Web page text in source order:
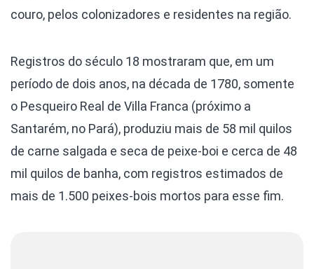
couro, pelos colonizadores e residentes na região.
Registros do século 18 mostraram que, em um
período de dois anos, na década de 1780, somente
o Pesqueiro Real de Villa Franca (próximo a
Santarém, no Pará), produziu mais de 58 mil quilos
de carne salgada e seca de peixe-boi e cerca de 48
mil quilos de banha, com registros estimados de
mais de 1.500 peixes-bois mortos para esse fim.